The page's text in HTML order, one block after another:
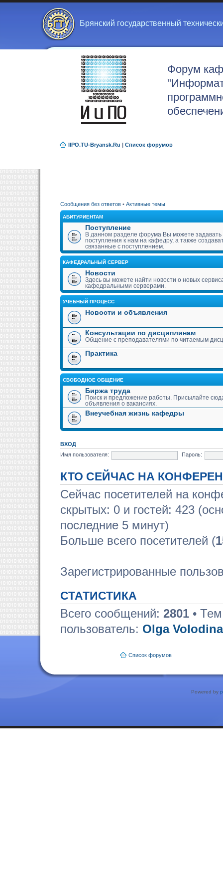
Брянский государственный
Форум
IIPO.TU-Bryansk.Ru | Список форумов
Сообщения без ответов • Активные темы
АБИТУРИЕНТАМ
Поступление
В данном разделе форума Вы можете
поступления к нам на кафедру, а также
связанные с поступлением.
КАФЕДРАЛЬНЫЙ СЕРВЕР
Новости
Здесь вы можете найти новости о новых
кафедральными серверами.
УЧЕБНЫЙ ПРОЦЕСС
Новости и объявления
Консультации по дисциплинам
Общение с преподавателями по читаемым
Практика
СВОБОДНОЕ ОБЩЕНИЕ
Биржа труда
Поиск и предложение работы. Присылайте
объявления о вакансиях.
Внеучебная жизнь кафедры
ВХОД
Имя пользователя:
Пароль:
КТО СЕЙЧАС НА
Сейчас посетителей на
скрытых: 0 и гостей: 423
последние 5 минут)
Больше всего посетителей (
Зарегистрированные
СТАТИСТИКА
Всего сообщений: 2801 •
пользователь: Olga Volodina
Список форумов
Powered by